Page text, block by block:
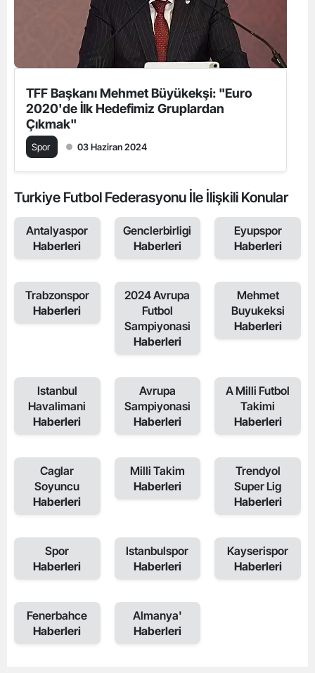
TFF Başkanı Mehmet Büyükekşi: "Euro
2020'de İlk Hedefimiz Gruplardan
Çıkmak"
Spor 03 Haziran 2024
Turkiye Futbol Federasyonu İle İlişkili Konular
Antalyaspor
Haberleri
Genclerbirligi
Haberleri
Eyupspor
Haberleri
Trabzonspor
Haberleri
2024 Avrupa
Futbol
Sampiyonasi
Haberleri
Mehmet
Buyukeksi
Haberleri
Istanbul
Havalimani
Haberleri
Avrupa
Sampiyonasi
Haberleri
A Milli Futbol
Takimi
Haberleri
Caglar
Soyuncu
Haberleri
Milli Takim
Haberleri
Trendyol
Super Lig
Haberleri
Spor
Haberleri
Istanbulspor
Haberleri
Kayserispor
Haberleri
Fenerbahce
Haberleri
Almanya'
Haberleri